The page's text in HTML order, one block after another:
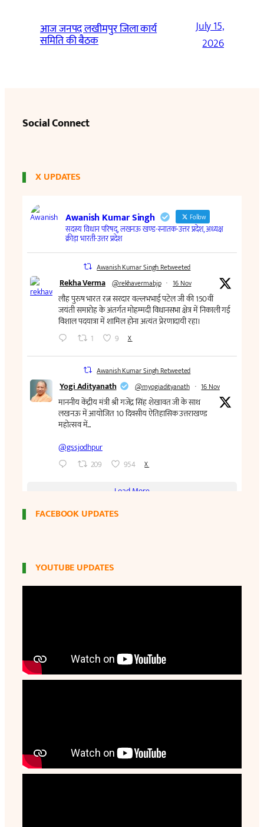
आज जनपद लखीमपुर जिला कार्य
समिति की बैठक
July 15,
2026
Social Connect
X UPDATES
FACEBOOK UPDATES
YOUTUBE UPDATES